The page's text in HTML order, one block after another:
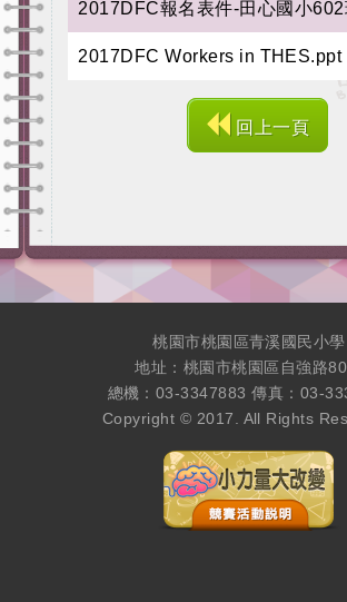
2017DFC報名表件-田心國小
2017DFC Workers in THES.ppt
回上一頁
桃園市桃園區青溪國民小學
地址：桃園市桃園區自強路
總機：03-3347883 傳真：03-
Copyright © 2017. All Rights